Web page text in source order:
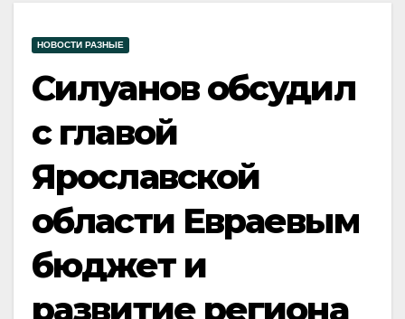
НОВОСТИ РАЗНЫЕ
Силуанов обсудил
с главой
Ярославской
области Евраевым
бюджет и
развитие региона